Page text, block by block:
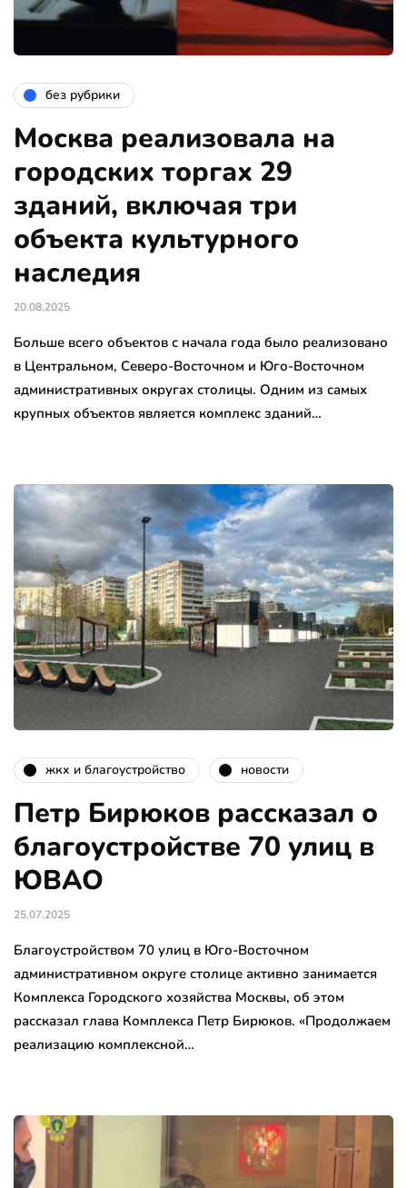
без рубрики
Москва реализовала на
городских торгах 29
зданий, включая три
объекта культурного
наследия
20.08.2025
Больше всего объектов с начала года было реализовано
в Центральном, Северо-Восточном и Юго-Восточном
административных округах столицы. Одним из самых
крупных объектов является комплекс зданий…
жкх и благоустройство новости
Петр Бирюков рассказал о
благоустройстве 70 улиц в
ЮВАО
25.07.2025
Благоустройством 70 улиц в Юго-Восточном
административном округе столице активно занимается
Комплекса Городского хозяйства Москвы, об этом
рассказал глава Комплекса Петр Бирюков. «Продолжаем
реализацию комплексной…